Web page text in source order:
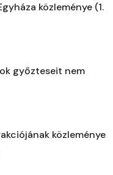
közleménye (1.
győzteseit nem
közleménye